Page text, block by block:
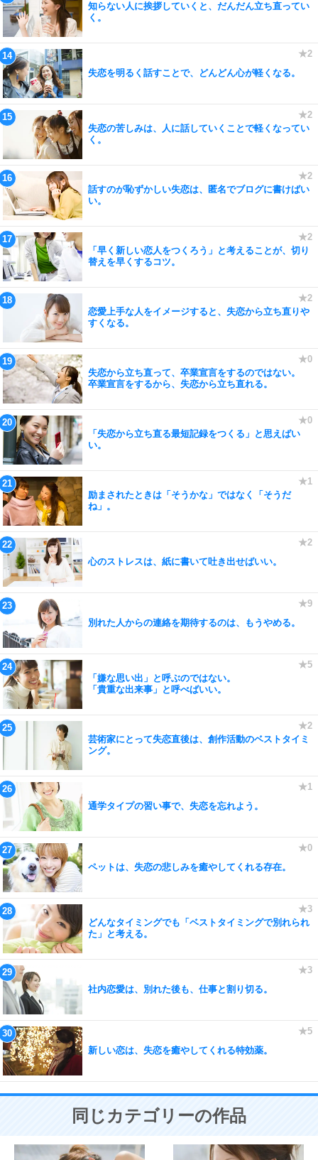
知らない人に挨拶していくと、だんだん立ち直ってい
く。
失恋を明るく話すことで、どんどん心が軽くなる。
失恋の苦しみは、人に話していくことで軽くなってい
く。
話すのが恥ずかしい失恋は、匿名でブログに書けばい
い。
「早く新しい恋人をつくろう」と考えることが、切り
替えを早くするコツ。
恋愛上手な人をイメージすると、失恋から立ち直りや
すくなる。
失恋から立ち直って、卒業宣言をするのではない。
卒業宣言をするから、失恋から立ち直れる。
「失恋から立ち直る最短記録をつくる」と思えばい
い。
励まされたときは「そうかな」ではなく「そうだ
ね」。
心のストレスは、紙に書いて吐き出せばいい。
別れた人からの連絡を期待するのは、もうやめる。
「嫌な思い出」と呼ぶのではない。
「貴重な出来事」と呼べばいい。
芸術家にとって失恋直後は、創作活動のベストタイミ
ング。
通学タイプの習い事で、失恋を忘れよう。
ペットは、失恋の悲しみを癒やしてくれる存在。
どんなタイミングでも「ベストタイミングで別れられ
た」と考える。
社内恋愛は、別れた後も、仕事と割り切る。
新しい恋は、失恋を癒やしてくれる特効薬。
同じカテゴリーの作品